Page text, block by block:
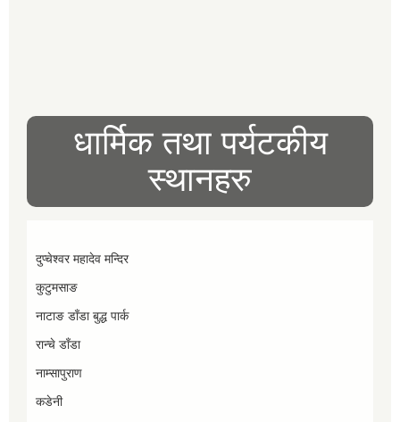
धार्मिक तथा पर्यटकीय
स्थानहरु
दुप्चेश्वर महादेव मन्दिर
कुटुमसाङ
नाटाङ डाँडा बुद्ध पार्क
रान्चे डाँडा
नाम्सापुराण
कडेनी